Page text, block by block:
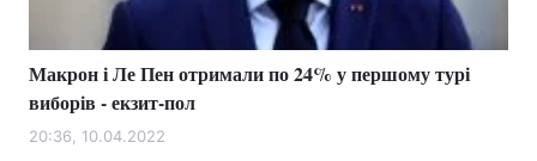
Макрон і Ле Пен отримали по 24% у першому турі
виборів - екзит-пол
20:36, 10.04.2022